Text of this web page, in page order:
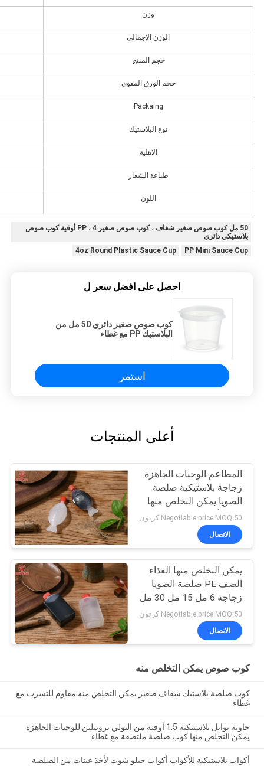
وزن
الوزن الإجمالي
حجم المنتج
حجم الورق المقوى
Packaing
نوع البلاستيك
الاهلية
طباعة الشعار
اللون
50 مل كوب صوص صغير شفاف ، كوب صوص صغير PP ، 4 أوقية كوب صوص
بلاستيكي دائري
PP Mini Sauce Cup
4oz Round Plastic Sauce Cup
احصل على افضل سعر ل
كوب صوص صغير دائري 50 مل من
البلاستيك PP مع غطاء
استمر
أعلى المنتجات
المطاعم الوجبات الجاهزة
زجاجة بلاستيكية صلصة
الصويا يمكن التخلص منها
1.5 2 أوقية
Negotiable price MOQ:50 كرتون
الاتصال
يمكن التخلص منها الغذاء
الصف PE صلصة الصويا
زجاجة 6 مل 15 مل 30 مل
Negotiable price MOQ:50 كرتون
الاتصال
كوب صوص يمكن التخلص منه
كوب صلصة بلاستيك شفاف صغير يمكن التخلص منه مقاوم للتسرب مع
غطاء
حاوية توابل بلاستيكية 1.5 أوقية من البولي بروبيلين للوجبات الجاهزة
يمكن التخلص منها كوب صلصة ملتصقة مع غطاء
أكواب بلاستيكية للأكواب أكواب جيلو شوت لأخذ عينات من الصلصة